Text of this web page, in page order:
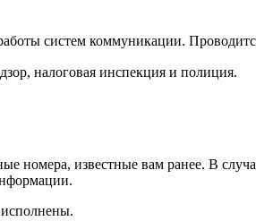
систем коммуникации.
налоговая инспекция и полиция.
известные вам ранее. В
исполнены.